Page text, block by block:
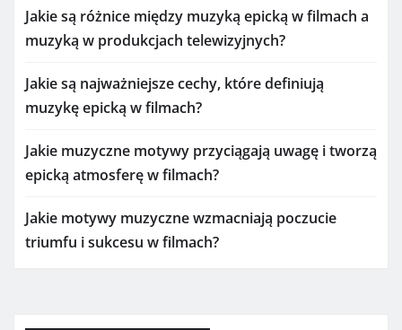
Jakie są różnice między muzyką epicką w filmach a
muzyką w produkcjach telewizyjnych?
Jakie są najważniejsze cechy, które definiują
muzykę epicką w filmach?
Jakie muzyczne motywy przyciągają uwagę i tworzą
epicką atmosferę w filmach?
Jakie motywy muzyczne wzmacniają poczucie
triumfu i sukcesu w filmach?